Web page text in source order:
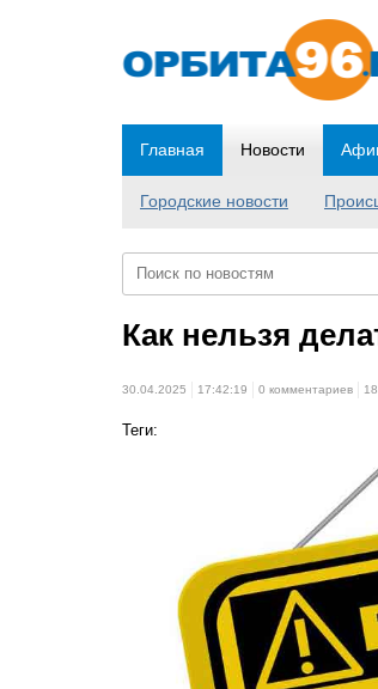
Главная Новости
Городские новости
Как нельзя
30.04.2025 17:42:19 0 комментариев
Теги: